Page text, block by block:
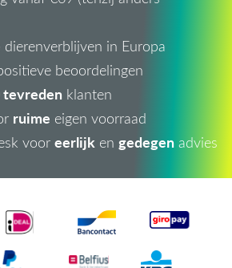
dierenverblijven in Europa
beoordelingen
tevreden klanten
ruime eigen voorraad
voor eerlijk en gedegen advies